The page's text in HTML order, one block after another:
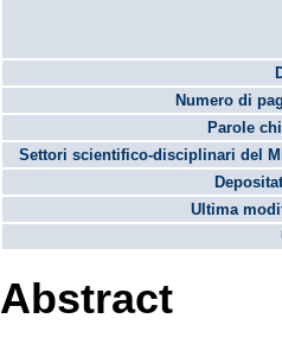
Numero di
Parole
Settori scientifico-disciplinari del
Ultima
Abstract